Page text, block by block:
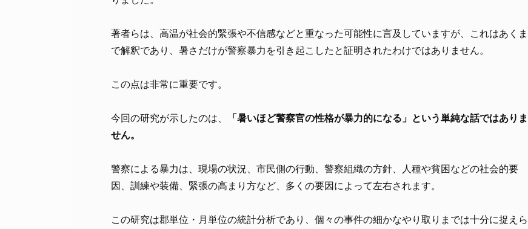
著者らは、高温が社会的緊張や不信感などと重なった可能性に言及していますが、これはあくま
で解釈であり、暑さだけが警察暴力を引き起こしたと証明されたわけではありません。
この点は非常に重要です。
今回の研究が示したのは、
「暑いほど警察官の性格が暴力的になる」という単純な話ではありま
せん。
警察による暴力は、現場の状況、市民側の行動、警察組織の方針、人種や貧困などの社会的要
因、訓練や装備、緊張の高まり方など、多くの要因によって左右されます。
この研究は郡単位・月単位の統計分析であり、個々の事件の細かなやり取りまでは十分に捉えら